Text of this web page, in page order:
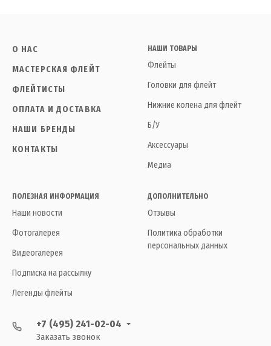
О НАС
МАСТЕРСКАЯ ФЛЕЙТ
ФЛЕЙТИСТЫ
ОПЛАТА И ДОСТАВКА
НАШИ БРЕНДЫ
КОНТАКТЫ
НАШИ ТОВАРЫ
Флейты
Головки для флейт
Нижние колена для флейт
Б/У
Аксессуары
Медиа
ПОЛЕЗНАЯ ИНФОРМАЦИЯ
Наши новости
Фотогалерея
Видеогалерея
Подписка на рассылку
Легенды флейты
ДОПОЛНИТЕЛЬНО
Отзывы
Политика обработки
персональных данных
+7 (495) 241-02-04
Заказать звонок